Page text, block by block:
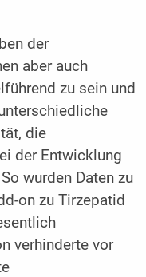
der
aber auch
zu sein und
die
der Entwicklung
wurden Daten zu
on zu Tirzepatid
verhinderte vor